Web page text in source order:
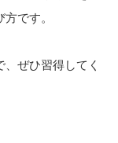
です。
ぜひ習得してく